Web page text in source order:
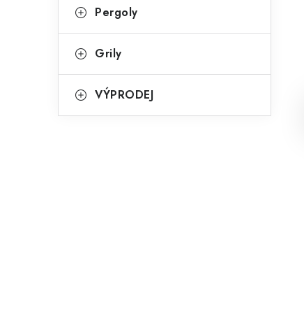
Pergoly
Grily
VÝPRODEJ